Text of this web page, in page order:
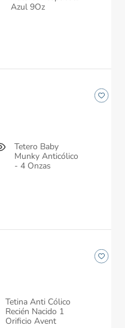
Azul 9Oz
Tetero Baby
Munky Anticólico
- 4 Onzas
Tetina Anti Cólico
Recién Nacido 1
Orificio Avent